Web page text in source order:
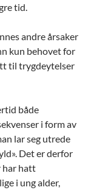
tid.
andre årsaker
kun behovet for
til trygdeytelser
både
i form av
lar seg utrede
Det er derfor
har hatt
i ung alder,